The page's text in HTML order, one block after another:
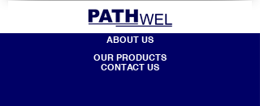
OUR PRODUCTS
CONTACT US
ABOUT US